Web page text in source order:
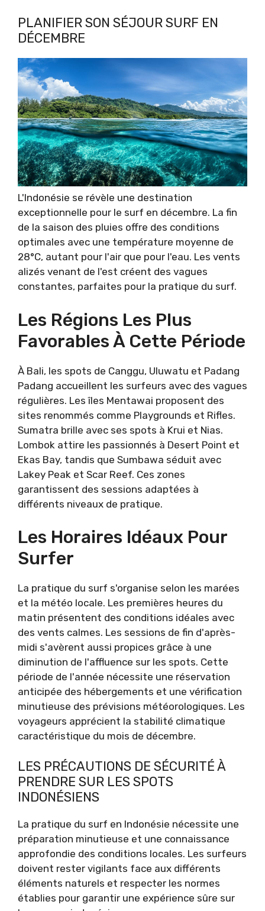
PLANIFIER SON SÉJOUR SURF EN
DÉCEMBRE
L'Indonésie se révèle une destination
exceptionnelle pour le surf en décembre. La fin
de la saison des pluies offre des conditions
optimales avec une température moyenne de
28°C, autant pour l'air que pour l'eau. Les vents
alizés venant de l'est créent des vagues
constantes, parfaites pour la pratique du surf.
Les Régions Les Plus
Favorables À Cette Période
À Bali, les spots de Canggu, Uluwatu et Padang
Padang accueillent les surfeurs avec des vagues
régulières. Les îles Mentawai proposent des
sites renommés comme Playgrounds et Rifles.
Sumatra brille avec ses spots à Krui et Nias.
Lombok attire les passionnés à Desert Point et
Ekas Bay, tandis que Sumbawa séduit avec
Lakey Peak et Scar Reef. Ces zones
garantissent des sessions adaptées à
différents niveaux de pratique.
Les Horaires Idéaux Pour
Surfer
La pratique du surf s'organise selon les marées
et la météo locale. Les premières heures du
matin présentent des conditions idéales avec
des vents calmes. Les sessions de fin d'après-
midi s'avèrent aussi propices grâce à une
diminution de l'affluence sur les spots. Cette
période de l'année nécessite une réservation
anticipée des hébergements et une vérification
minutieuse des prévisions météorologiques. Les
voyageurs apprécient la stabilité climatique
caractéristique du mois de décembre.
LES PRÉCAUTIONS DE SÉCURITÉ À
PRENDRE SUR LES SPOTS
INDONÉSIENS
La pratique du surf en Indonésie nécessite une
préparation minutieuse et une connaissance
approfondie des conditions locales. Les surfeurs
doivent rester vigilants face aux différents
éléments naturels et respecter les normes
établies pour garantir une expérience sûre sur